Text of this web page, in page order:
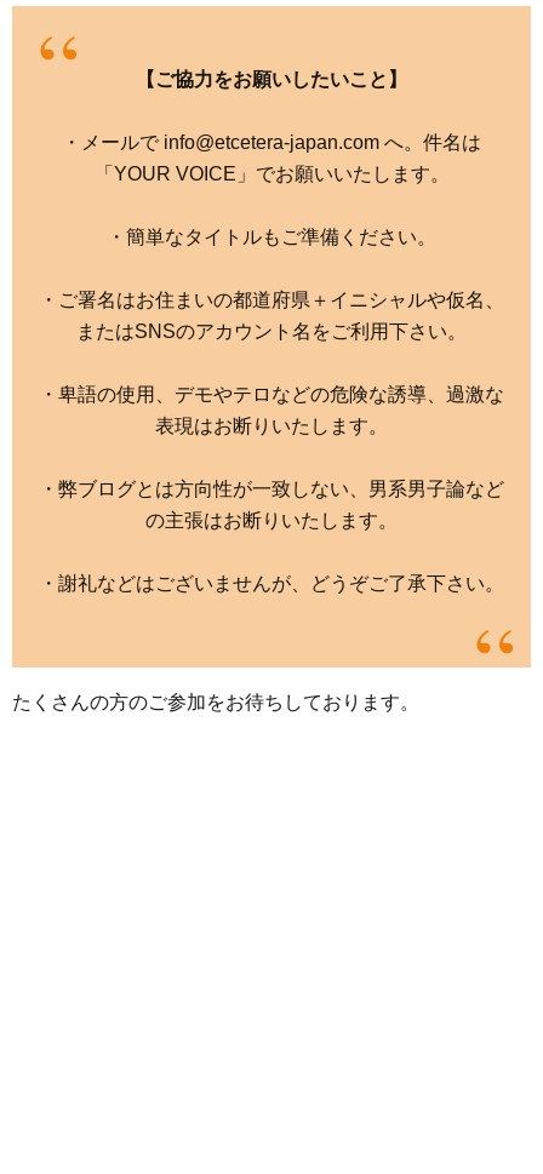
【ご協力をお願いしたいこと】
・メールで info@etcetera-japan.com へ。件名は
「YOUR VOICE」でお願いいたします。
・簡単なタイトルもご準備ください。
・ご署名はお住まいの都道府県＋イニシャルや仮名、
またはSNSのアカウント名をご利用下さい。
・卑語の使用、デモやテロなどの危険な誘導、過激な
表現はお断りいたします。
・弊ブログとは方向性が一致しない、男系男子論など
の主張はお断りいたします。
・謝礼などはございませんが、どうぞご了承下さい。
たくさんの方のご参加をお待ちしております。